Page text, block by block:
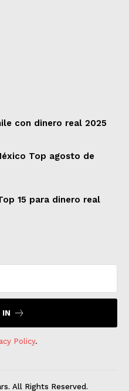
con dinero real 2025
Top agosto de
15 para dinero real
IN
Policy.
All Rights Reserved.